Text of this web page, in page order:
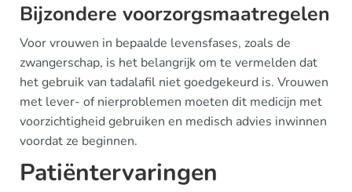
Bijzondere voorzorgsmaatregelen
Voor vrouwen in bepaalde levensfases, zoals de
zwangerschap, is het belangrijk om te vermelden dat
het gebruik van tadalafil niet goedgekeurd is. Vrouwen
met lever- of nierproblemen moeten dit medicijn met
voorzichtigheid gebruiken en medisch advies inwinnen
voordat ze beginnen.
Patiëntervaringen